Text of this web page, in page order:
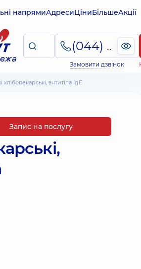
напрямиАдресиЦіниБільшеАкції
(044) 495-2-888
Замовити дзвінок
хлібопекарські, антитіла IgE
Запис на послугу